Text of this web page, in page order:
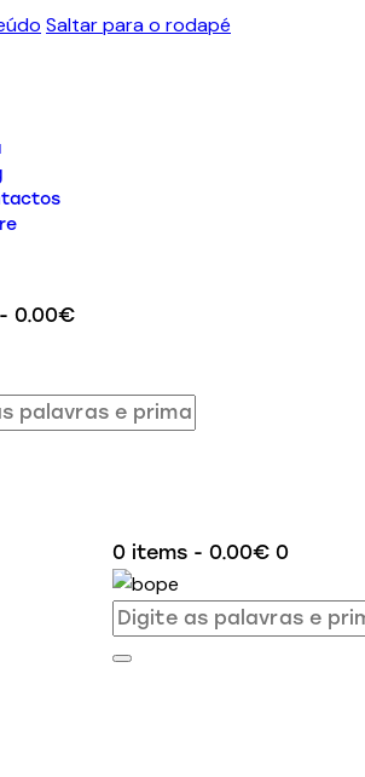
Saltar para o rodapé
- 0.00€
0 items - 0.00€ 0